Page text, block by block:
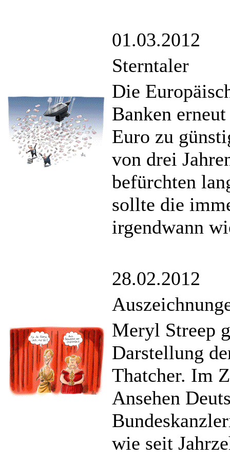
01.03.2012
Sterntaler
Die
Banken
Euro zu
von drei
befürchten
sollte die
irgendwann
28.02.2012
Meryl Streep
Darstellung
Thatcher. Im
Ansehen
wie seit